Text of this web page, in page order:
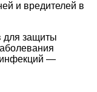
и вредителей в
для защиты
—